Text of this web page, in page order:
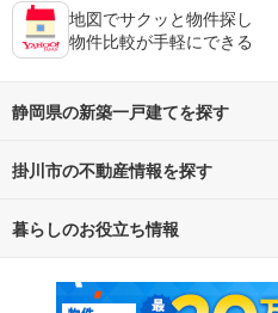
地図でサクッと物件探し
物件比較が手軽にできる
静岡県の新築一戸建てを探す
路線・駅から探す
通勤・通学時間から探す
掛川市の不動産情報を探す
不動産・住宅
新築マンション
暮らしのお役立ち情報
マンションカタログ